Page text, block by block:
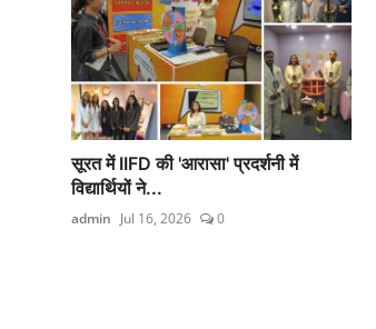
सूरत में IIFD की 'आरासा' प्रदर्शनी में
विद्यार्थियों ने...
admin Jul 16, 2026 0